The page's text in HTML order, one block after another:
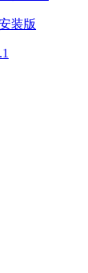
装版